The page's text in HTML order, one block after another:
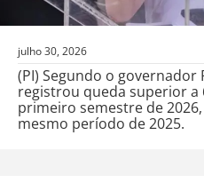
julho 30, 2026
(PI) Segundo o governador
registrou queda superior a
primeiro semestre de
mesmo período de 2025.